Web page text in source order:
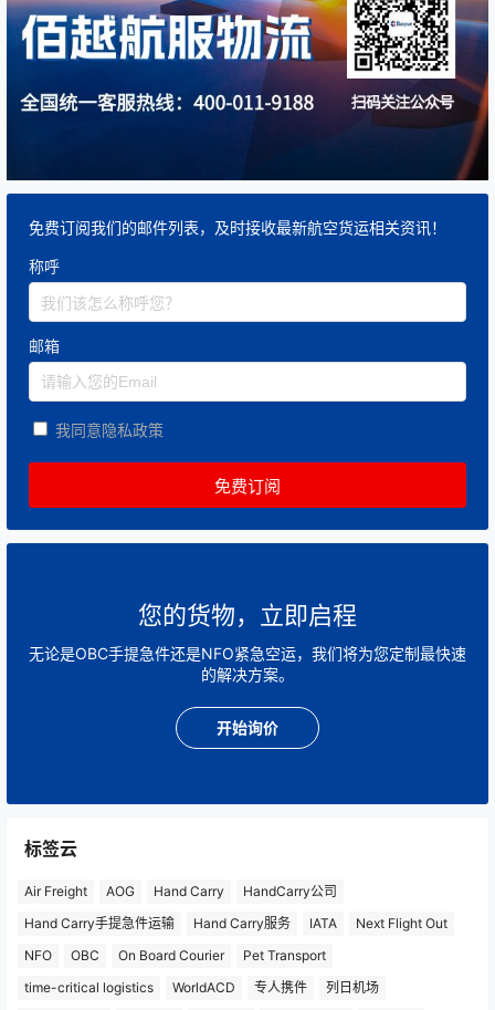
免费订阅我们的邮件列表，及时接收最新航空货运相关资讯！
称呼
邮箱
我同意隐私政策
您的货物，立即启程
无论是OBC手提急件还是NFO紧急空运，我们将为您定制最快速
的解决方案。
开始询价
标签云
Air Freight AOG Hand Carry
HandCarry公司
Hand Carry手提急件运输
Hand Carry服务 IATA
Next Flight Out
NFO
OBC On Board Courier
Pet Transport
time-critical logistics
WorldACD 专人携件 列日机场